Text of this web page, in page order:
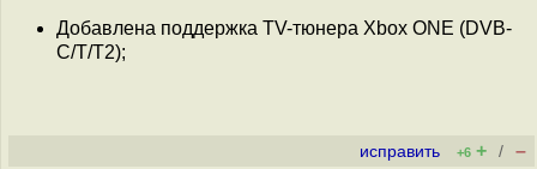
Добавлена поддержка TV-тюнера Xbox ONE (DVB-
C/T/T2);
исправить +6 + / –